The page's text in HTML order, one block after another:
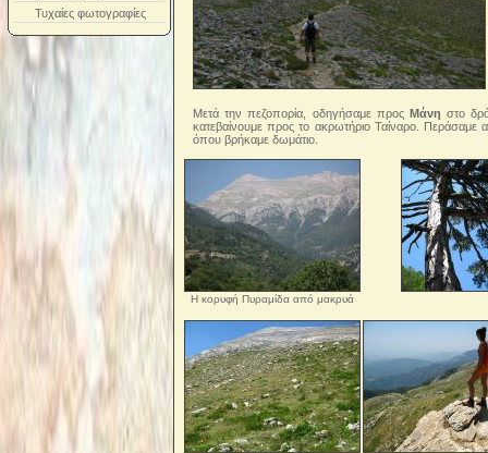
Τυχαίες φωτογραφίες
Μετά την πεζοπορία, οδηγήσαμε προς Μάνη στο
κατεβαίνουμε προς το ακρωτήριο Ταίναρο.
όπου βρήκαμε δωμάτιο.
Η κορυφή Πυραμίδα από μακρυά